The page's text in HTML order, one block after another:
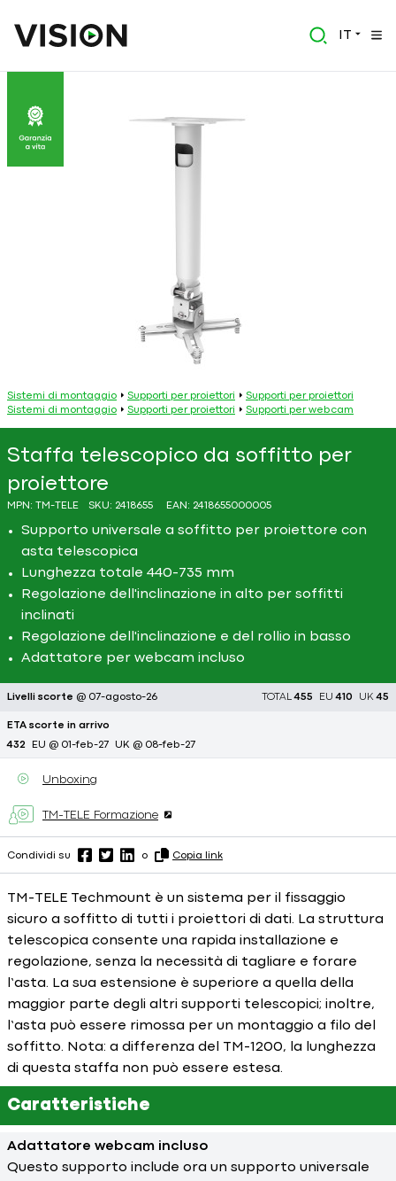
IT
Sistemi di montaggio Supporti per proiettori
Supporti per proiettori
Sistemi di montaggio
Supporti per proiettori Supporti per webcam
Staffa telescopico da soffitto per
proiettore
MPN: TM-TELE SKU: 2418655 EAN: 2418655000005
Supporto universale a soffitto per proiettore con
asta telescopica
Lunghezza totale 440-735 mm
Regolazione dell'inclinazione in alto per soffitti
inclinati
Regolazione dell'inclinazione e del rollio in basso
Adattatore per webcam incluso
Livelli scorte @ 07-agosto-26 TOTAL455 EU410 UK45
ETA scorte in arrivo
432 EU @ 01-feb-27 UK @ 08-feb-27
Unboxing
TM-TELE Formazione
Condividi su o Copia link
TM-TELE Techmount è un sistema per il fissaggio
sicuro a soffitto di tutti i proiettori di dati. La struttura
telescopica consente una rapida installazione e
regolazione, senza la necessità di tagliare e forare
l’asta. La sua estensione è superiore a quella della
maggior parte degli altri supporti telescopici; inoltre,
l’asta può essere rimossa per un montaggio a filo del
soffitto. Nota: a differenza del TM-1200, la lunghezza
di questa staffa non può essere estesa.
Caratteristiche
Adattatore webcam incluso
Questo supporto include ora un supporto universale